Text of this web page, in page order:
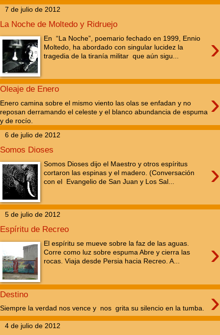
7 de julio de 2012
La Noche de Moltedo y Ridruejo
›
En “La Noche”, poemario fechado en 1999, Ennio
Moltedo, ha abordado con singular lucidez la
tragedia de la tiranía militar que aún sigu...
Oleaje de Enero ›
Enero camina sobre el mismo viento las olas se enfadan y no
reposan derramando el celeste y el blanco abundancia de espuma
y de rocío.
6 de julio de 2012
Somos Dioses
›
Somos Dioses dijo el Maestro y otros espíritus
cortaron las espinas y el madero. (Conversación
con el Evangelio de San Juan y Los Sal...
5 de julio de 2012
Espíritu de Recreo
›
El espíritu se mueve sobre la faz de las aguas.
Corre como luz sobre espuma Abre y cierra las
rocas. Viaja desde Persia hacia Recreo. A...
Destino ›
Siempre la verdad nos vence y nos grita su silencio en la tumba.
4 de julio de 2012